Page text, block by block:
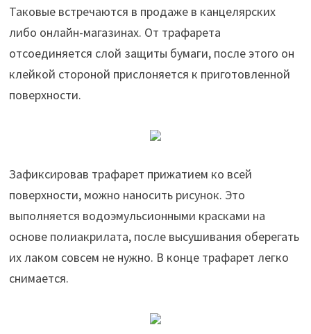
Таковые встречаются в продаже в канцелярских
либо онлайн-магазинах. От трафарета
отсоединяется слой защиты бумаги, после этого он
клейкой стороной прислоняется к приготовленной
поверхности.
Зафиксировав трафарет прижатием ко всей
поверхности, можно наносить рисунок. Это
выполняется водоэмульсионными красками на
основе полиакрилата, после высушивания оберегать
их лаком совсем не нужно. В конце трафарет легко
снимается.